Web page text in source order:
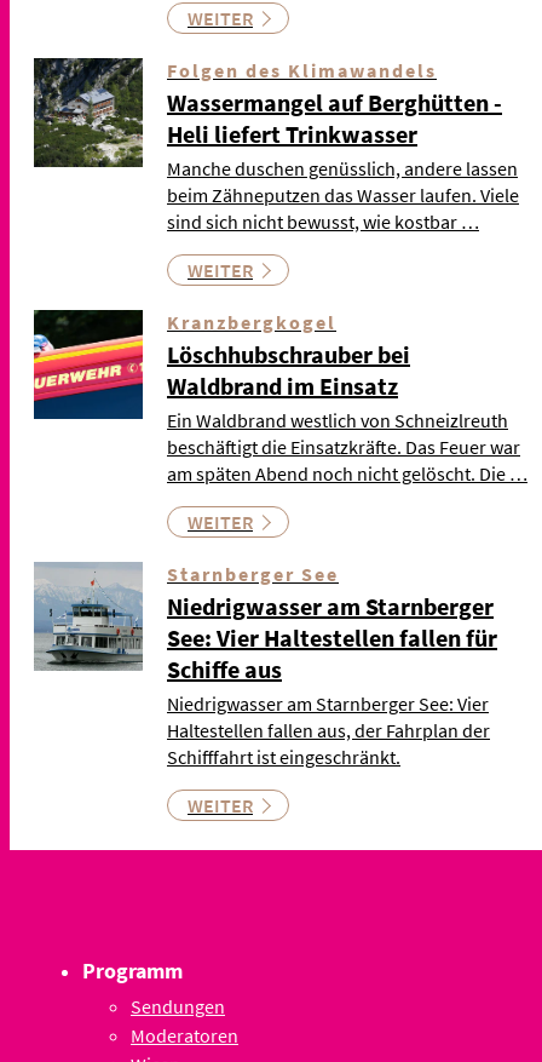
WEITER
Folgen des Klimawandels
Wassermangel auf Berghütten -
Heli liefert Trinkwasser
Manche duschen genüsslich, andere lassen
beim Zähneputzen das Wasser laufen. Viele
sind sich nicht bewusst, wie kostbar …
WEITER
Kranzbergkogel
Löschhubschrauber bei
Waldbrand im Einsatz
Ein Waldbrand westlich von Schneizlreuth
beschäftigt die Einsatzkräfte. Das Feuer war
am späten Abend noch nicht gelöscht. Die …
WEITER
Starnberger See
Niedrigwasser am Starnberger
See: Vier Haltestellen fallen für
Schiffe aus
Niedrigwasser am Starnberger See: Vier
Haltestellen fallen aus, der Fahrplan der
Schifffahrt ist eingeschränkt.
WEITER
Programm
Sendungen
Moderatoren